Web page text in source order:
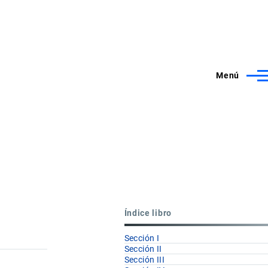
Menú
Índice libro
Sección I
Sección II
Sección III